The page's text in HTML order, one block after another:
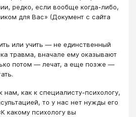
редко, если вообще когда-либо,
для Вас» (Документ с сайта
или учить — не единственный
травма, вначале ему оказывают
потом — лечат, а еще позже —
нам, как к специалисту-психологу,
то у нас нет нужды его
какому психологу вы